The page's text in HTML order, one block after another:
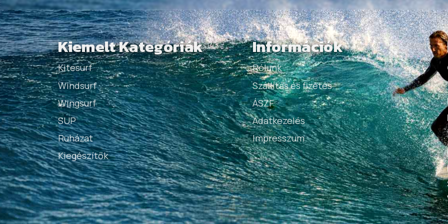
Kiemelt Kategóriák
Kitesurf
Windsurf
Wingsurf
SUP
Ruházat
Kiegészítők
Információk
Rólunk
Szállítás és fizetés
ÁSZF
Adatkezelés
Impresszum